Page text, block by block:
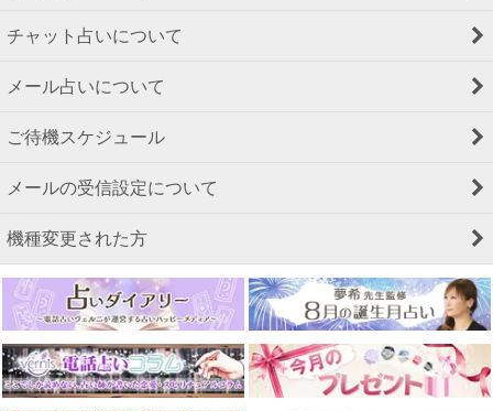
チャット占いについて
メール占いについて
ご待機スケジュール
メールの受信設定について
機種変更された方